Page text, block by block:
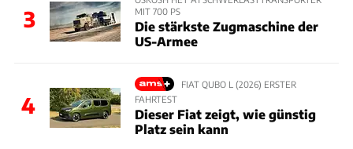
3
MIT 700 PS
Die stärkste Zugmaschine der
US-Armee
4
FIAT QUBO L (2026) ERSTER
FAHRTEST
Dieser Fiat zeigt, wie günstig
Platz sein kann